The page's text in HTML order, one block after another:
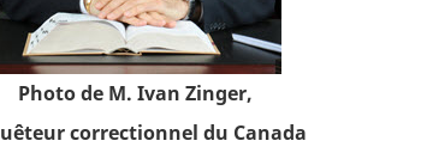
Photo de M. Ivan Zinger,
correctionnel du Canada